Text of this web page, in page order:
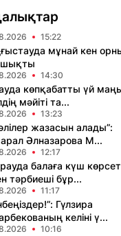
15:22
мұнай кен
шықты
14:30
көпқабатты үй
мәйіті та...
13:23
жазасын алады”:
Әлназарова М...
12:17
балаға күш
тәрбиеші бұр...
11:17
Гүлзира
келіні ү...
10:16